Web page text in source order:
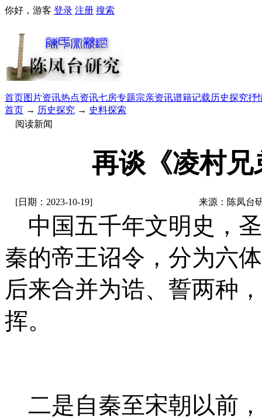
你好，游客 登录 注册 搜索
首页图片资讯热点资讯七房专题宗亲资讯谱籍记载历史探究抒
首页 → 历史探究 → 史料探索
阅读新闻
再谈《凌村兄
[日期：2023-10-19] 来源：陈凤台
中国五千年文明史，
秦的帝王诏令， 分为六
后来合并为诰、誓两种
挥。
二是自秦至宋朝以前